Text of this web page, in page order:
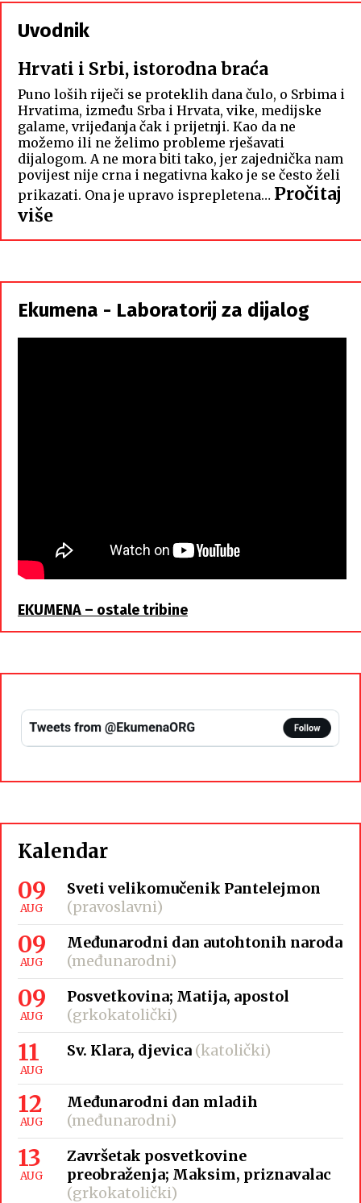
Uvodnik
Hrvati i Srbi, istorodna braća
Puno loših riječi se proteklih dana čulo, o Srbima i
Hrvatima, između Srba i Hrvata, vike, medijske
galame, vrijeđanja čak i prijetnji. Kao da ne
možemo ili ne želimo probleme rješavati
dijalogom. A ne mora biti tako, jer zajednička nam
povijest nije crna i negativna kako je se često želi
prikazati. Ona je upravo isprepletena… Pročitaj
više:
Hrvati
Srbi,
istorodna
braća
Ekumena - Laboratorij za dijalog
EKUMENA – ostale tribine
Kalendar
09
AUG
Sveti velikomučenik Pantelejmon
(pravoslavni)
09
AUG
Međunarodni dan autohtonih naroda
(međunarodni)
09
AUG
Posvetkovina; Matija, apostol
(grkokatolički)
11
AUG
Sv. Klara, djevica (katolički)
12
AUG
Međunarodni dan mladih
(međunarodni)
13
AUG
Završetak posvetkovine
preobraženja; Maksim, priznavalac
(grkokatolički)